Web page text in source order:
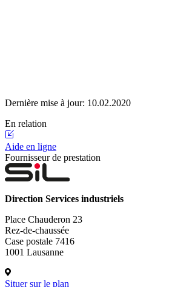
Dernière mise à jour: 10.02.2020
En relation
Aide en ligne
Fournisseur de prestation
Direction Services industriels
Place Chauderon 23
Rez-de-chaussée
Case postale 7416
1001 Lausanne
Situer sur le plan